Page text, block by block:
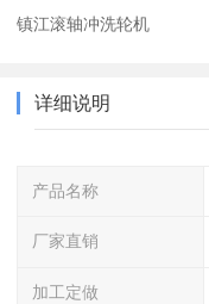
镇江滚轴冲洗轮机
详细说明
产品名称
厂家直销
加工定做